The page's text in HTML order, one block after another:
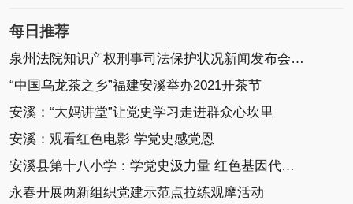
每日推荐
泉州法院知识产权刑事司法保护状况新闻发布会召开
“中国乌龙茶之乡”福建安溪举办2021开茶节
安溪：“大妈讲堂”让党史学习走进群众心坎里
安溪：观看红色电影 学党史感党恩
安溪县第十八小学：学党史汲力量 红色基因代代传
永春开展两新组织党建示范点拉练观摩活动